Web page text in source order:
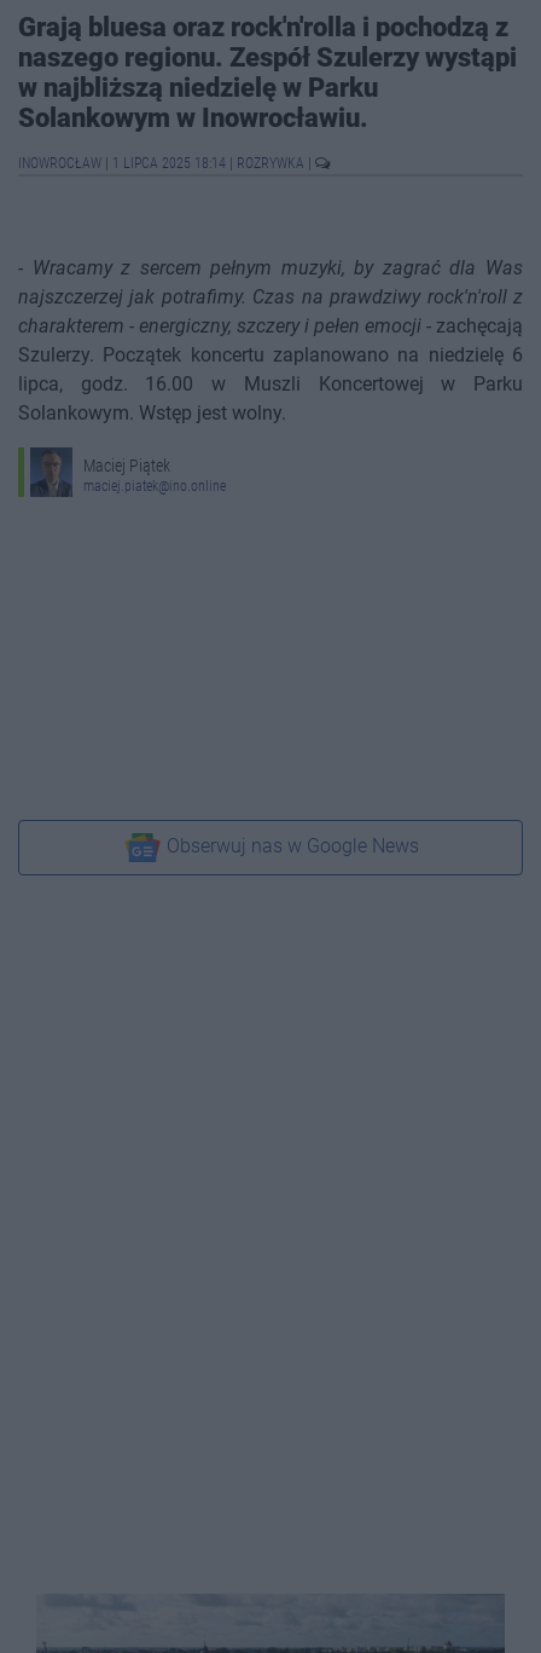
Grają bluesa oraz rock'n'rolla i pochodzą z
naszego regionu. Zespół Szulerzy wystąpi
w najbliższą niedzielę w Parku
Solankowym w Inowrocławiu.
INOWROCŁAW 1 LIPCA 2025 18:14 ROZRYWKA
- Wracamy z sercem pełnym muzyki, by zagrać dla Was
najszczerzej jak potrafimy. Czas na prawdziwy rock'n'roll z
charakterem - energiczny, szczery i pełen emocji - zachęcają
Szulerzy. Początek koncertu zaplanowano na niedzielę 6
lipca, godz. 16.00 w Muszli Koncertowej w Parku
Solankowym. Wstęp jest wolny.
Maciej Piątek
maciej.piatek@ino.online
Obserwuj nas w Google News